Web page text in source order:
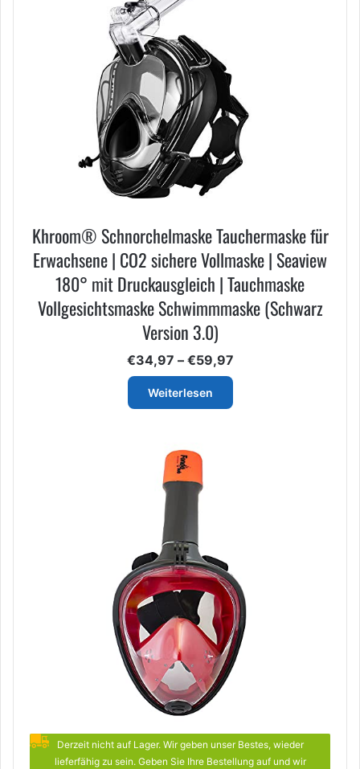
Khroom® Schnorchelmaske Tauchermaske für
Erwachsene | CO2 sichere Vollmaske | Seaview
180° mit Druckausgleich | Tauchmaske
Vollgesichtsmaske Schwimmmaske (Schwarz
Version 3.0)
€34,97 – €59,97Preisspanne:
€34,97
€59,97
Weiterlesen
Derzeit nicht auf Lager. Wir geben unser Bestes, wieder
lieferfähig zu sein. Geben Sie Ihre Bestellung auf und wir